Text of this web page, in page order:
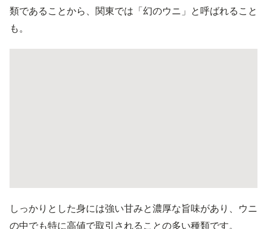
類であることから、関東では「幻のウニ」と呼ばれること
も。
しっかりとした身には強い甘みと濃厚な旨味があり、ウニ
の中でも特に高値で取引されることの多い種類です。